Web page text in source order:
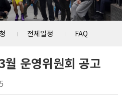
전체일정 FAQ
운영위원회 공고